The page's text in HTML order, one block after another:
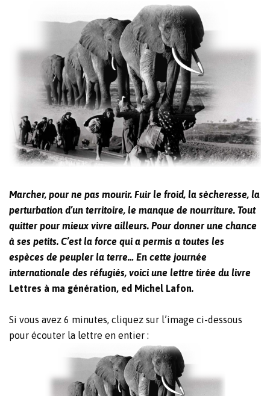
Marcher, pour ne pas mourir. Fuir le froid, la sècheresse, la
perturbation d’un territoire, le manque de nourriture. Tout
quitter pour mieux vivre ailleurs. Pour donner une chance
à ses petits. C’est la force qui a permis a toutes les
espèces de peupler la terre… En cette journée
internationale des réfugiés, voici une lettre tirée du livre
Lettres à ma génération, ed Michel Lafon.
Si vous avez 6 minutes, cliquez sur l’image ci-dessous
pour écouter la lettre en entier :